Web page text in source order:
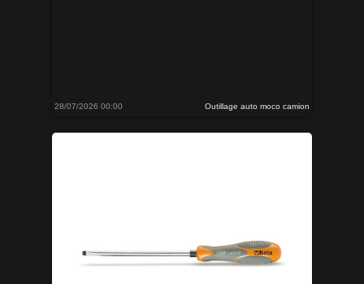
28/07/2026 00:00 Outillage auto moco camion